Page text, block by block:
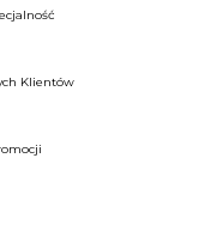
Klientów